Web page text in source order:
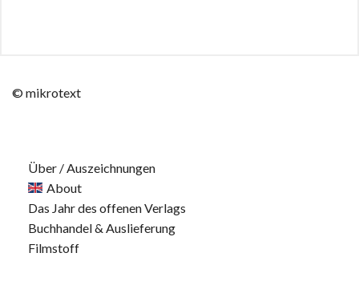
© mikrotext
Über / Auszeichnungen
About
Das Jahr des offenen Verlags
Buchhandel & Auslieferung
Filmstoff